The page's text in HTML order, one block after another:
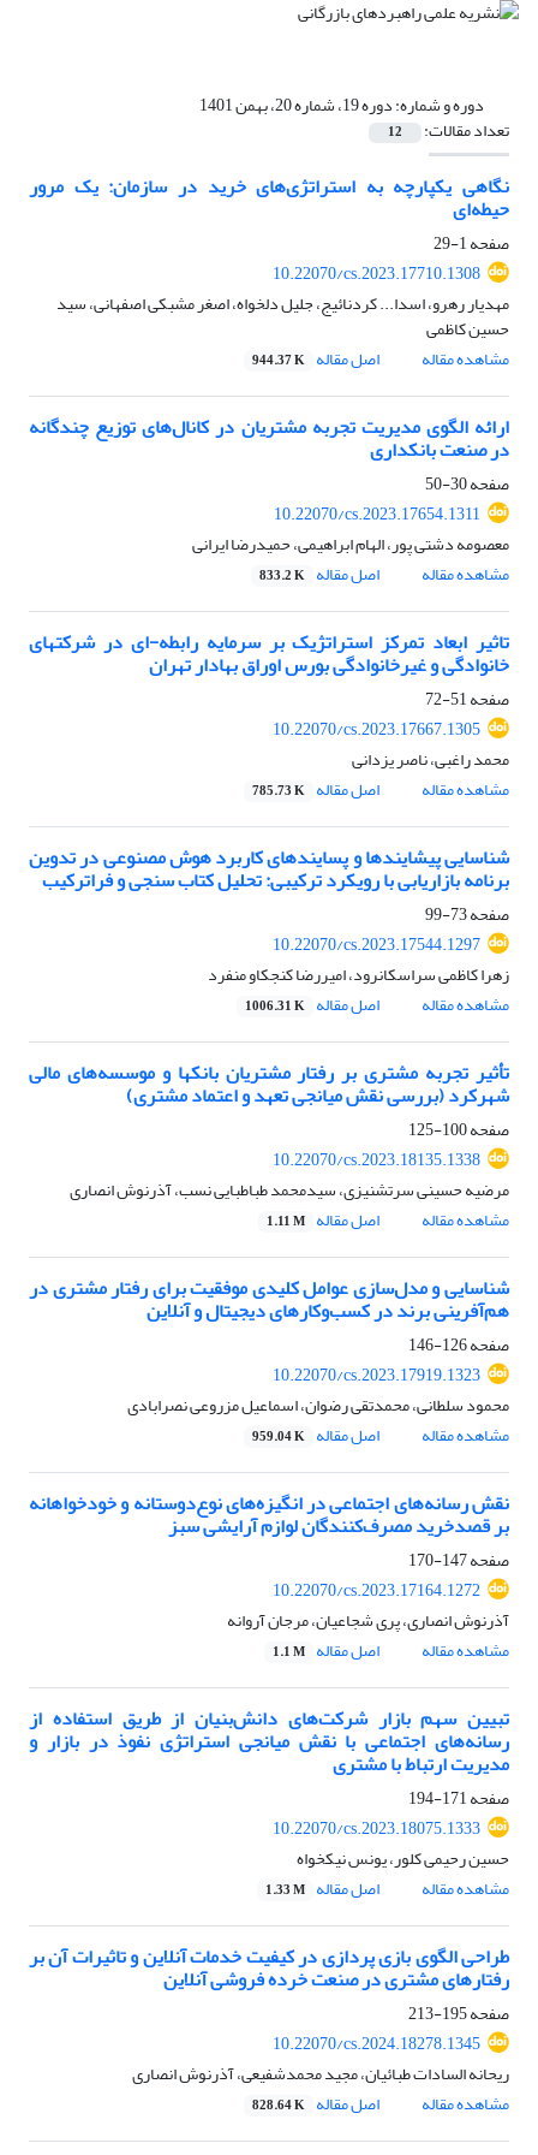
دوره و شماره:دوره 19، شماره 20، بهمن 1401
تعداد مقالات: 12
نگاهی یکپارچه به استراتژی‌های خرید در سازمان: یک مرور
حیطه‌ای
صفحه1-29
10.22070/cs.2023.17710.1308
مهدیار رهرو، اسدا... کردنائیج، جلیل دلخواه، اصغر مشبکی اصفهانی، سید
حسین کاظمی
مشاهده مقاله
اصل مقاله 944.37 K
ارائه الگوی مدیریت تجربه مشتریان در کانال‌های توزیع چندگانه
در صنعت بانکداری
صفحه30-50
10.22070/cs.2023.17654.1311
معصومه دشتی پور، الهام ابراهیمی، حمیدرضا ایرانی
مشاهده مقاله
اصل مقاله 833.2 K
تاثیر ابعاد تمرکز استراتژیک بر سرمایه رابطه-ای در شرکتهای
خانوادگی و غیرخانوادگی بورس اوراق بهادار تهران
صفحه51-72
10.22070/cs.2023.17667.1305
محمد راغبی، ناصر یزدانی
مشاهده مقاله
اصل مقاله 785.73 K
شناسایی پیشایندها‌ و پسایندهای‌ کاربرد هوش مصنوعی در تدوین
برنامه بازاریابی با رویکرد ترکیبی: تحلیل کتاب سنجی و فراترکیب
صفحه73-99
10.22070/cs.2023.17544.1297
زهرا کاظمی سراسکانرود، امیررضا کنجکاو منفرد
مشاهده مقاله
اصل مقاله 1006.31 K
تأثیر تجربه مشتری بر رفتار مشتریان بانکها و موسسه‌های مالی
شهرکرد (بررسی نقش میانجی تعهد و اعتماد مشتری)
صفحه100-125
10.22070/cs.2023.18135.1338
مرضیه حسینی سرتشنیزی، سیدمحمد طباطبایی نسب، آذرنوش انصاری
مشاهده مقاله
اصل مقاله 1.11 M
شناسایی و مدل‌سازی عوامل کلیدی موفقیت برای رفتار مشتری در
هم‌آفرینی برند در کسب‌وکارهای دیجیتال و آنلاین
صفحه126-146
10.22070/cs.2023.17919.1323
محمود سلطانی، محمدتقی رضوان، اسماعیل مزروعی نصرابادی
مشاهده مقاله
اصل مقاله 959.04 K
نقش رسانه‌های اجتماعی در انگیزه‌های نوع‌دوستانه و خودخواهانه
بر قصد‌خرید مصرف‌کنندگان لوازم آرایشی سبز
صفحه147-170
10.22070/cs.2023.17164.1272
آذرنوش انصاری، پری شجاعیان، مرجان آروانه
مشاهده مقاله
اصل مقاله 1.1 M
تبیین سهم بازار شرکت‌های دانش‌بنیان از طریق استفاده از
رسانه‌های اجتماعی با نقش میانجی استراتژی نفوذ در بازار و
مدیریت ارتباط با مشتری
صفحه171-194
10.22070/cs.2023.18075.1333
حسین رحیمی کلور، یونس نیکخواه
مشاهده مقاله
اصل مقاله 1.33 M
طراحی الگوی بازی پردازی در کیفیت خدمات آنلاین و تاثیرات آن بر
رفتارهای مشتری در صنعت خرده فروشی آنلاین
صفحه195-213
10.22070/cs.2024.18278.1345
ریحانه السادات طبائیان، مجید محمدشفیعی، آذرنوش انصاری
مشاهده مقاله
اصل مقاله 828.64 K